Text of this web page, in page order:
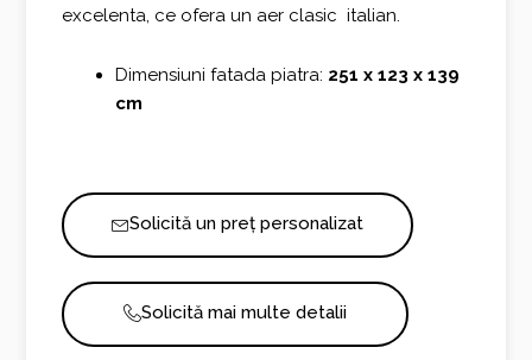
excelenta, ce ofera un aer clasic italian.
Dimensiuni fatada piatra: 251 x 123 x 139
cm
Solicită un preț personalizat
Solicită mai multe detalii